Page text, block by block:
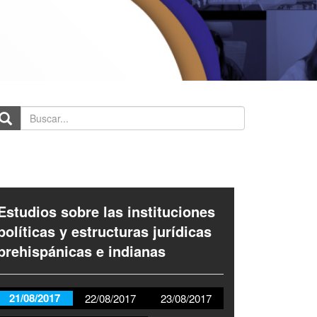
sobre las instituciones
y estructuras jurídicas
e indianas
21/08/2017 22/08/2017 23/08/2017